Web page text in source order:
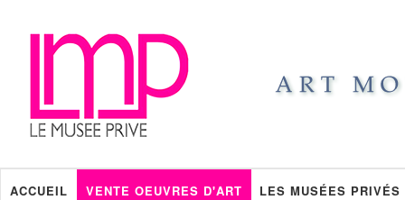
ACCUEIL VENTE OEUVRES D'ART LES MUSÉES PRIVÉS